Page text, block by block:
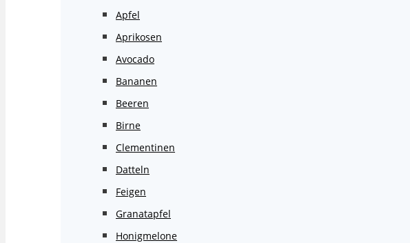
Apfel
Aprikosen
Avocado
Bananen
Beeren
Birne
Clementinen
Datteln
Feigen
Granatapfel
Honigmelone